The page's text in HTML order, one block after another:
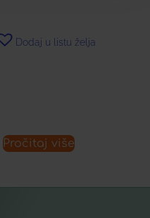
Dodaj u listu želja
Pročitaj više